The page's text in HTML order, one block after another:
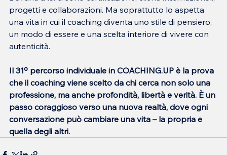
progetti e collaborazioni. Ma soprattutto lo aspetta
una vita in cui il coaching diventa uno stile di pensiero,
un modo di essere e una scelta interiore di vivere con
autenticità.
Il 31º percorso individuale in COACHING.UP è la prova
che il coaching viene scelto da chi cerca non solo una
professione, ma anche profondità, libertà e verità. È un
passo coraggioso verso una nuova realtà, dove ogni
conversazione può cambiare una vita – la propria e
quella degli altri.